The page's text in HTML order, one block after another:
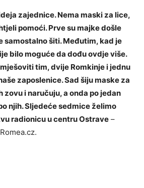
zajednice. Nema maski za lice,
pomoći. Prve su majke došle
samostalno šiti. Međutim, kad je
bilo moguće da dođu ovdje više.
tim, dvije Romkinje i jednu
zaposlenice. Sad šiju maske za
zovu i naručuju, a onda po jedan
njih. Sljedeće sedmice želimo
radionicu u centru Ostrave –